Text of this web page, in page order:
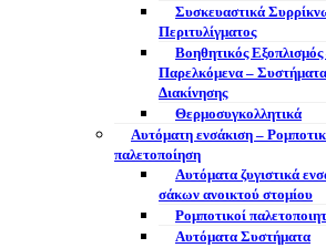
Συσκευαστικά
Περιτυλίγματος
Βοηθητικός Εξοπλισμός
Παρελκόμενα – Συστήματα
Διακίνησης
Θερμοσυγκολλητικά
Αυτόματη ενσάκιση –
παλετοποίηση
Αυτόματα ζυγιστικά
σάκων ανοικτού στομίου
Ρομποτικοί
Αυτόματα Συστήματα